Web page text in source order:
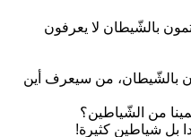
بالشّيطان لا يعرفون
من سيعرف أين
من الشّياطين؟
شياطين كثيرة!